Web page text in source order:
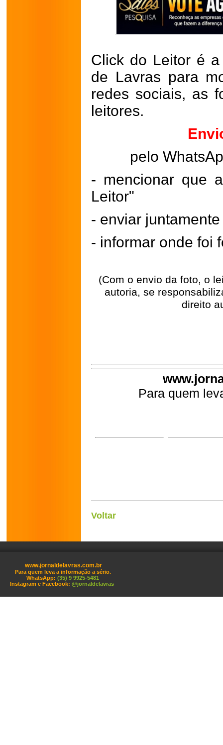
Click do Leitor é
de Lavras para
redes sociais, as
leitores.
pelo
- mencionar que
Leitor"
- enviar
- informar onde foi
(Com o envio da foto, o
autoria, se
direito
Para quem
Voltar
www.jornaldelavras.com.br
Para quem leva a informação a sério.
WhatsApp: (35) 9 9925-5481
Instagram e Facebook: @jornaldelavras